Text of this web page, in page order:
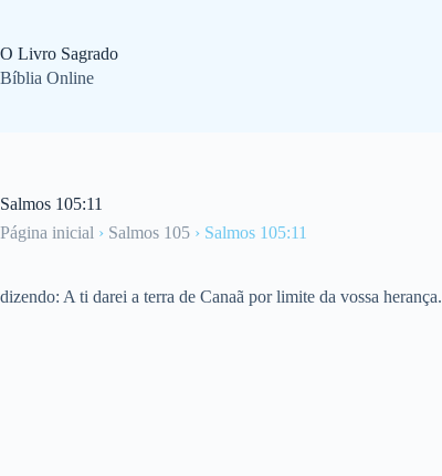
o
conteúdo
O Livro Sagrado
Bíblia Online
Salmos 105:11
Página inicial › Salmos 105 › Salmos 105:11
dizendo: A ti darei a terra de Canaã por limite da vossa herança.